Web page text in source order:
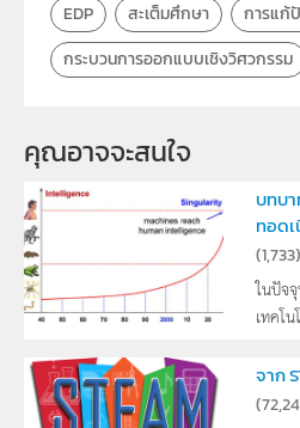
EDP
สะเต็มศึกษา
การแก้
กระบวนการออกแบบเชิงวิศวกรรม
คุณอาจจะสนใจ
บทบ
ทอดเ
(1,733)
ในปัจ
เทคโ
จาก
(